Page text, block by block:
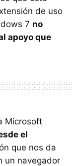
de uso
7 no
apoyo que
Microsoft
el
que nos da
un navegador